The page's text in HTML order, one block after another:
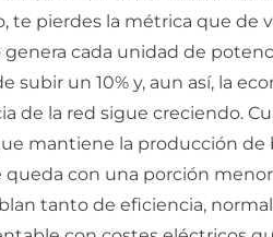
te pierdes la métrica que de
cada unidad de
subir un 10% y, aun así, la
de la red sigue creciendo.
mantiene la producción de
con una porción
tanto de eficiencia,